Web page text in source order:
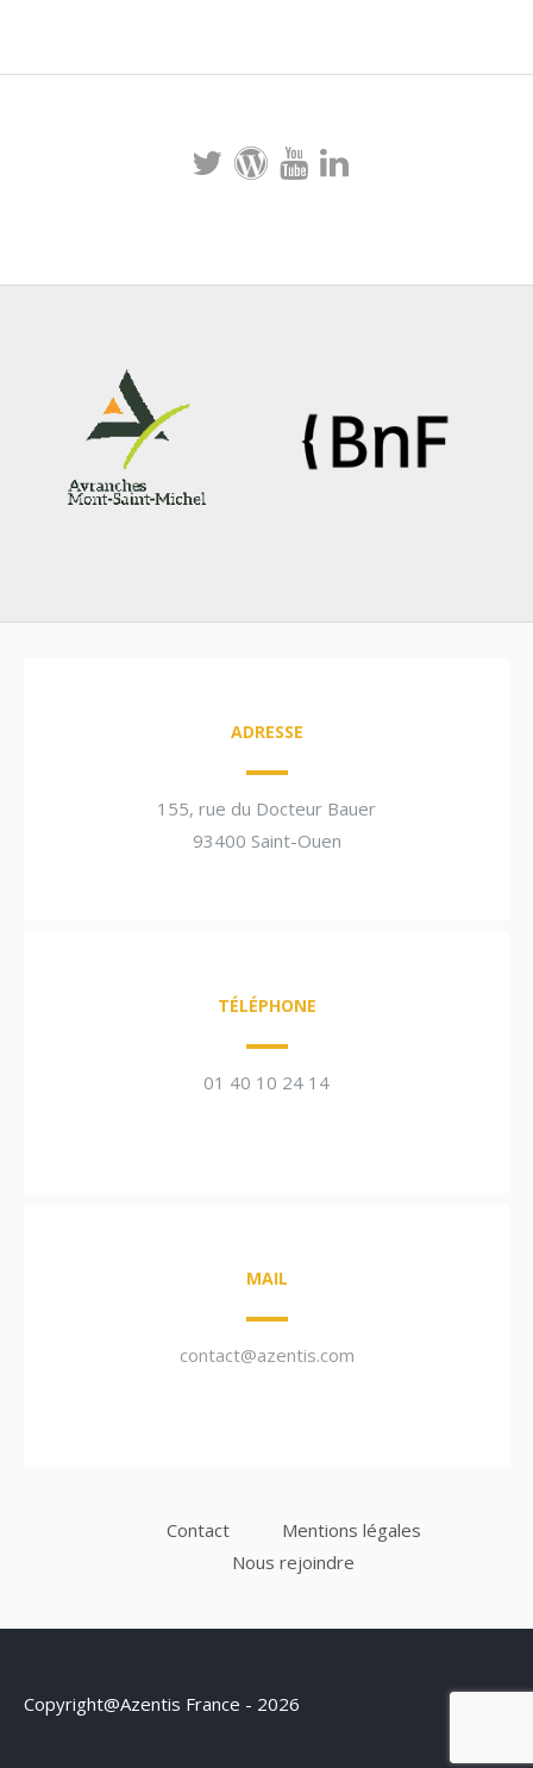
ADRESSE
155, rue du Docteur Bauer
93400 Saint-Ouen
TÉLÉPHONE
01 40 10 24 14
MAIL
contact@azentis.com
Contact
Mentions légales
Nous rejoindre
Copyright@Azentis France - 2026